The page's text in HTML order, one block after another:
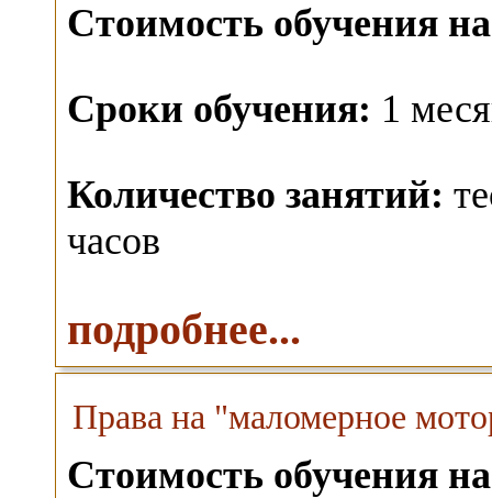
Стоимость обучения
Сроки обучения: 1
Количество занятий:
часов
подробнее...
Права на "маломерное
Стоимость обучения